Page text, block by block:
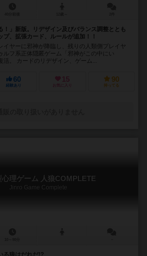
！」新版。リデザイン及びバランス調整ととも
プ、拡張カード、ルールが追加！！
イヤーに邪神が降臨し、残りの人類側プレイヤ
ルフ系正体隠匿ゲーム「邪神がこの中にい
活。 カードのリデザイン、ゲーム...
60
経験あり
15
お気に入り
90
持ってる
心理ゲーム 人狼COMPLETE
Jinro Game Complete
る狼はだれだ!?